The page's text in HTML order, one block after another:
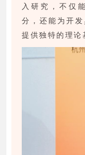
入研究，不仅
分，还能为开
提供独特的理论